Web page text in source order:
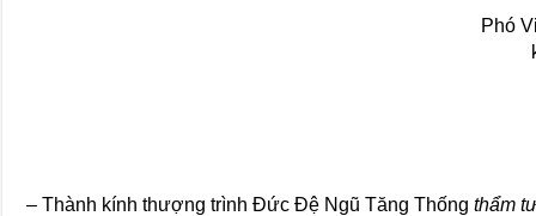
Phó
– Thành kính thượng trình Ðức Ðệ Ngũ Tăng Thốngthẩm